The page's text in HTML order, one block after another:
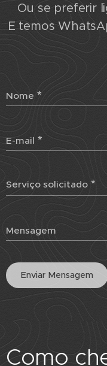
Ou se preferir
E temos
Nome
E-mail
Serviço solicitado
Mensagem
Enviar Mensagem
Como